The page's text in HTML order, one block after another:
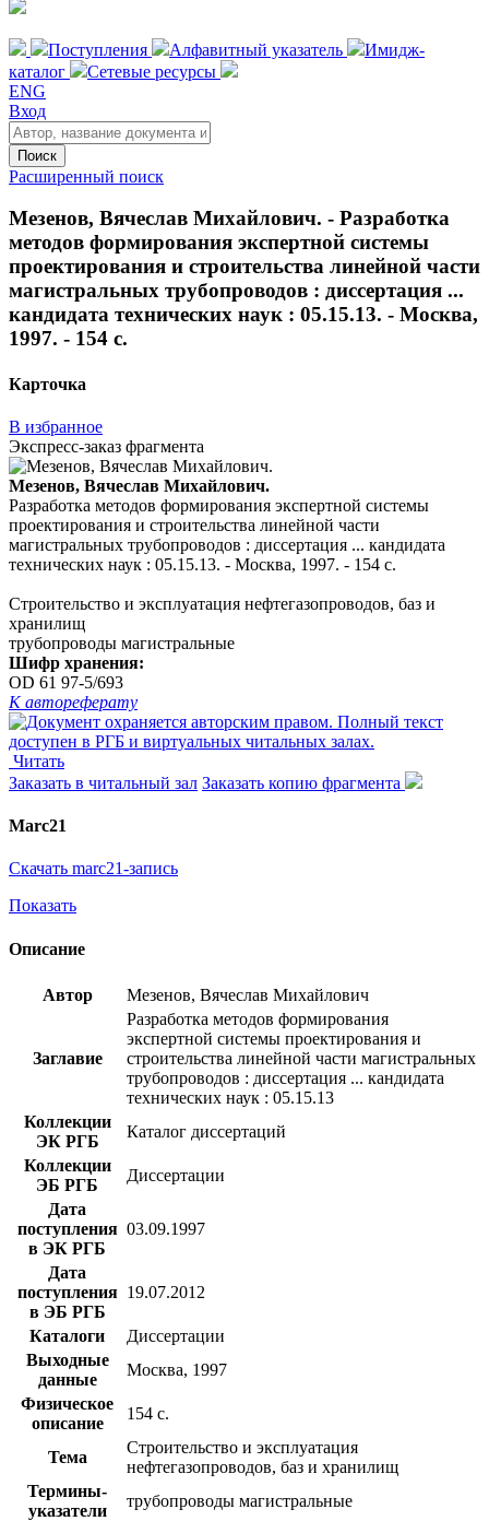
Поступления Алфавитный указатель
Имидж-
каталог
Сетевые ресурсы
ENG
Вход
Поиск
Расширенный поиск
Мезенов, Вячеслав Михайлович. - Разработка
методов формирования экспертной системы
проектирования и строительства линейной части
магистральных трубопроводов : диссертация ...
кандидата технических наук : 05.15.13. - Москва,
1997. - 154 с.
Карточка
В избранное
Экспресс-заказ фрагмента
Мезенов, Вячеслав Михайлович.
Разработка методов формирования экспертной системы
проектирования и строительства линейной части
магистральных трубопроводов : диссертация ... кандидата
технических наук : 05.15.13. - Москва, 1997. - 154 с.
Строительство и эксплуатация нефтегазопроводов, баз и
хранилищ
трубопроводы магистральные
Шифр хранения:
OD 61 97-5/693
К автореферату
Читать
Заказать в читальный зал Заказать копию фрагмента
Marc21
Скачать marc21-запись
Показать
Описание
Автор Мезенов, Вячеслав Михайлович
Заглавие
Разработка методов формирования
экспертной системы проектирования и
строительства линейной части магистральных
трубопроводов : диссертация ... кандидата
технических наук : 05.15.13
Коллекции
ЭК РГБ
Каталог диссертаций
Коллекции
ЭБ РГБ
Диссертации
Дата
поступления
в ЭК РГБ
03.09.1997
Дата
поступления
в ЭБ РГБ
19.07.2012
Каталоги
Диссертации
Выходные
данные
Москва, 1997
Физическое
описание
154 с.
Тема
Строительство и эксплуатация
нефтегазопроводов, баз и хранилищ
Термины-
указатели
трубопроводы магистральные